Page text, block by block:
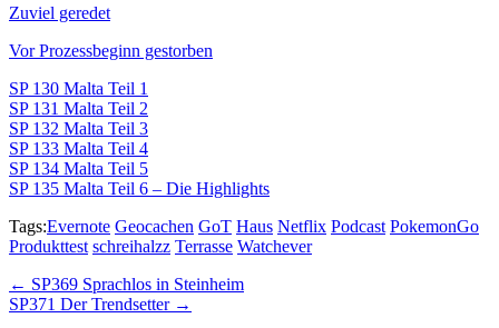
Zuviel geredet
Vor Prozessbeginn gestorben
SP 130 Malta Teil 1
SP 131 Malta Teil 2
SP 132 Malta Teil 3
SP 133 Malta Teil 4
SP 134 Malta Teil 5
SP 135 Malta Teil 6 – Die Highlights
Tags:Evernote Geocachen GoT Haus Netflix Podcast PokemonGo
Produkttest schreihalzz Terrasse Watchever
Post
navigation
← SP369 Sprachlos in Steinheim
SP371 Der Trendsetter →